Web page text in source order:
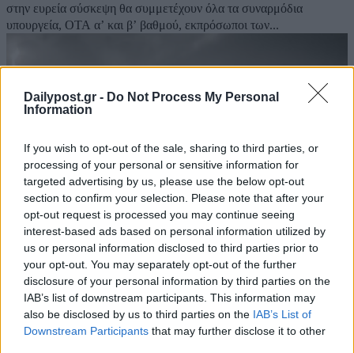
Dailypost.gr - Do Not Process My Personal
Information
If you wish to opt-out of the sale, sharing to third parties, or
processing of your personal or sensitive information for
targeted advertising by us, please use the below opt-out
section to confirm your selection. Please note that after your
opt-out request is processed you may continue seeing
interest-based ads based on personal information utilized by
us or personal information disclosed to third parties prior to
your opt-out. You may separately opt-out of the further
disclosure of your personal information by third parties on the
IAB’s list of downstream participants. This information may
also be disclosed by us to third parties on the IAB’s List of
Downstream Participants that may further disclose it to other
στην ευρεία σύσκεψη θα συμμετέχουν όλα τα συναρμόδια
υπουργεία, ΟΤΑ α’ και β’ βαθμού, εκπρόσωποι των...
Ευρεία σύσκεψη την Κυριακή στο Υπουργείο
Κλιματικής Κρίσης ενόψει της κακοκαιρίας-
Η προειδοποίηση της Πυροσβεστικής
23/09/2023